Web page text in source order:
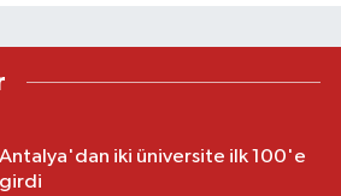
Antalya'dan iki üniversite ilk 100'e
girdi